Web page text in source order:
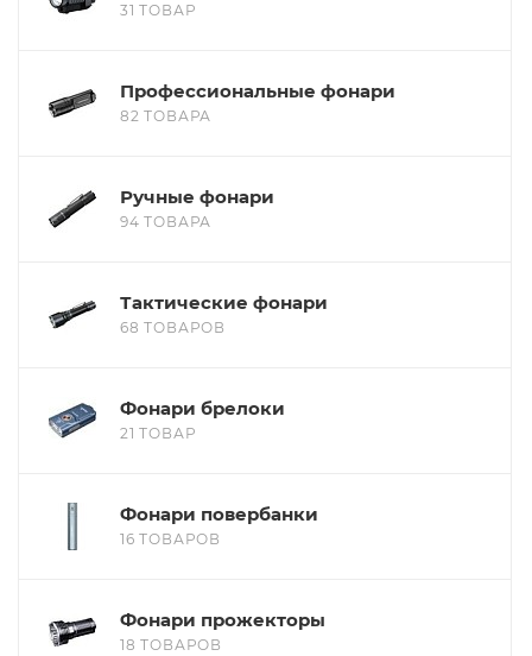
31 ТОВАР
Профессиональные фонари
82 ТОВАРА
Ручные фонари
94 ТОВАРА
Тактические фонари
68 ТОВАРОВ
Фонари брелоки
21 ТОВАР
Фонари повербанки
16 ТОВАРОВ
Фонари прожекторы
18 ТОВАРОВ